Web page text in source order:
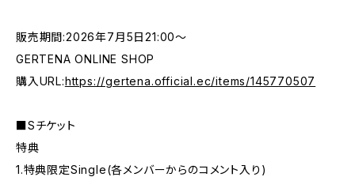
販売期間:2026年7月5日21:00〜
GERTENA ONLINE SHOP
購入URL:https://gertena.official.ec/items/145770507
■Sチケット
特典
1.特典限定Single(各メンバーからのコメント入り)